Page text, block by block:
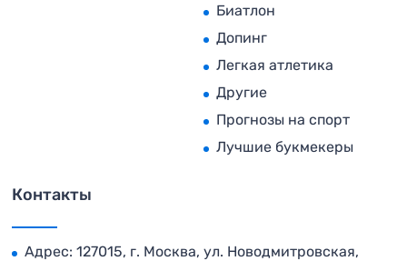
Биатлон
Допинг
Легкая атлетика
Другие
Прогнозы на спорт
Лучшие букмекеры
Контакты
Адрес: 127015, г. Москва, ул. Новодмитровская,